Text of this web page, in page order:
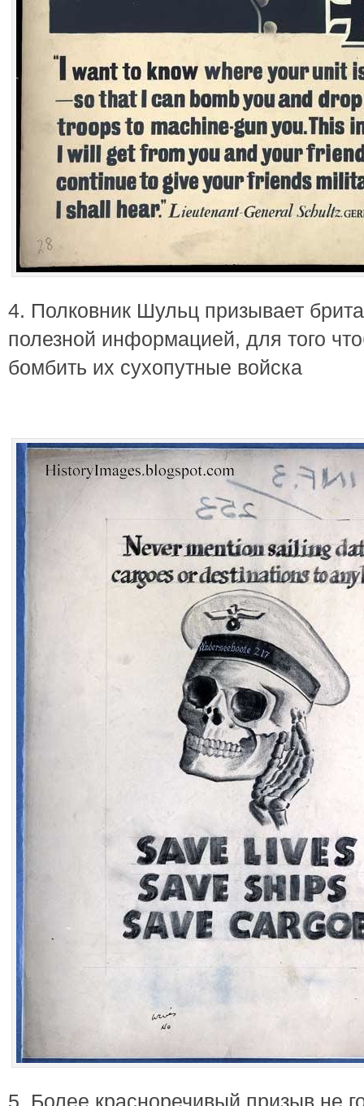
4. Полковник Шульц призывает
полезной информацией, для того
бомбить их сухопутные войска
5. Более красноречивый призыв не